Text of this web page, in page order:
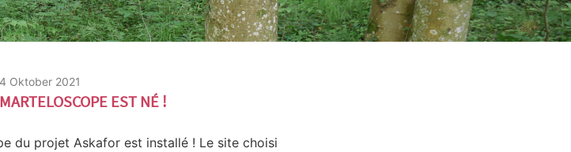
4 Oktober 2021
EST NÉ !
du projet Askafor est installé ! Le site choisi